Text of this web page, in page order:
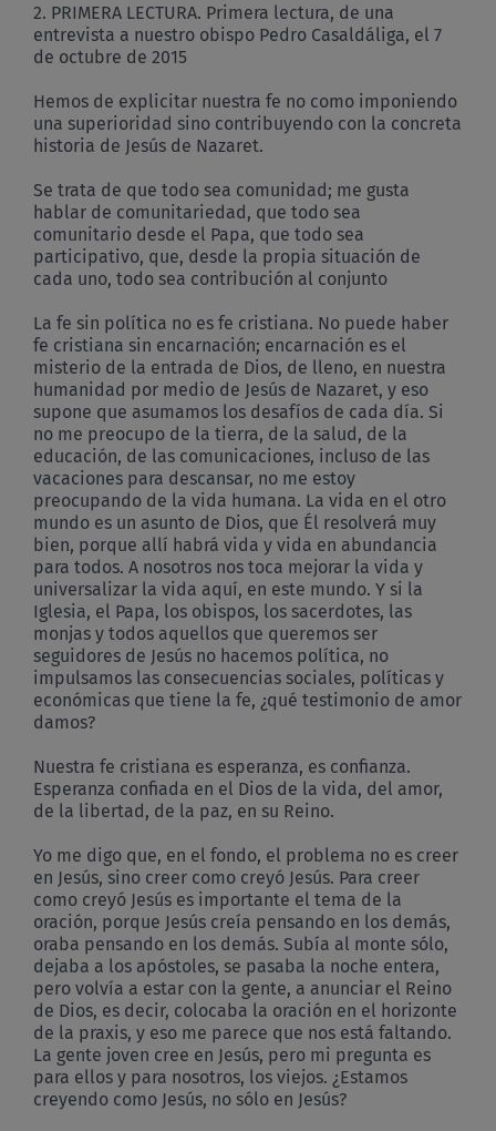
2. PRIMERA LECTURA. Primera lectura, de una
entrevista a nuestro obispo Pedro Casaldáliga, el 7
de octubre de 2015
Hemos de explicitar nuestra fe no como imponiendo
una superioridad sino contribuyendo con la concreta
historia de Jesús de Nazaret.
Se trata de que todo sea comunidad; me gusta
hablar de comunitariedad, que todo sea
comunitario desde el Papa, que todo sea
participativo, que, desde la propia situación de
cada uno, todo sea contribución al conjunto
La fe sin política no es fe cristiana. No puede haber
fe cristiana sin encarnación; encarnación es el
misterio de la entrada de Dios, de lleno, en nuestra
humanidad por medio de Jesús de Nazaret, y eso
supone que asumamos los desafíos de cada día. Si
no me preocupo de la tierra, de la salud, de la
educación, de las comunicaciones, incluso de las
vacaciones para descansar, no me estoy
preocupando de la vida humana. La vida en el otro
mundo es un asunto de Dios, que Él resolverá muy
bien, porque allí habrá vida y vida en abundancia
para todos. A nosotros nos toca mejorar la vida y
universalizar la vida aquí, en este mundo. Y si la
Iglesia, el Papa, los obispos, los sacerdotes, las
monjas y todos aquellos que queremos ser
seguidores de Jesús no hacemos política, no
impulsamos las consecuencias sociales, políticas y
económicas que tiene la fe, ¿qué testimonio de amor
damos?
Nuestra fe cristiana es esperanza, es confianza.
Esperanza confiada en el Dios de la vida, del amor,
de la libertad, de la paz, en su Reino.
Yo me digo que, en el fondo, el problema no es creer
en Jesús, sino creer como creyó Jesús. Para creer
como creyó Jesús es importante el tema de la
oración, porque Jesús creía pensando en los demás,
oraba pensando en los demás. Subía al monte sólo,
dejaba a los apóstoles, se pasaba la noche entera,
pero volvía a estar con la gente, a anunciar el Reino
de Dios, es decir, colocaba la oración en el horizonte
de la praxis, y eso me parece que nos está faltando.
La gente joven cree en Jesús, pero mi pregunta es
para ellos y para nosotros, los viejos. ¿Estamos
creyendo como Jesús, no sólo en Jesús?